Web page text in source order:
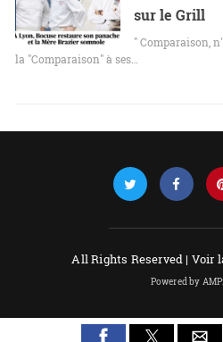
sur le Grill
" Comparaison,
la "Comparaison" à ses…
All Rights Reserved | Voir
Powered by